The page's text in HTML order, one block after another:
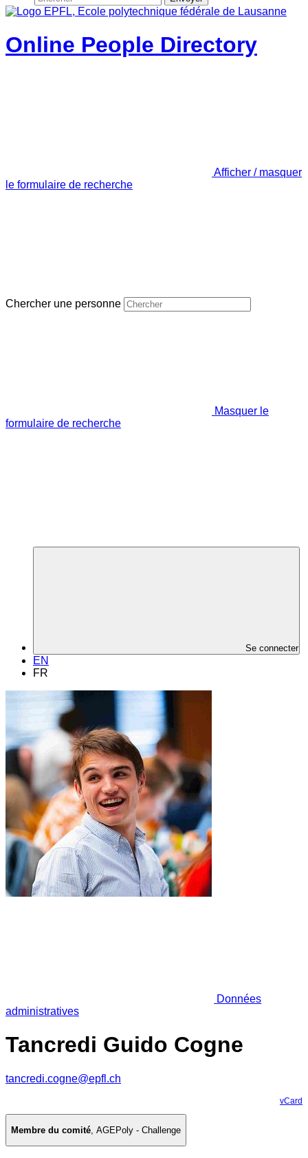
Online People Directory
Afficher / masquer
le formulaire de recherche
Chercher une personne
Masquer le
formulaire de recherche
Se connecter
EN
FR
Données
administratives
Tancredi Guido Cogne
tancredi.cogne@epfl.ch
vCard
Membre du comité, AGEPoly - Challenge